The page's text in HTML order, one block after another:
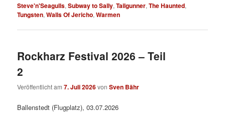
Steve'n'Seagulls,Subway to Sally,Tailgunner,The Haunted,
Tungsten,Walls Of Jericho,Warmen
Rockharz Festival 2026 – Teil
2
Veröffentlicht am7. Juli 2026vonSven Bähr
Ballenstedt (Flugplatz), 03.07.2026